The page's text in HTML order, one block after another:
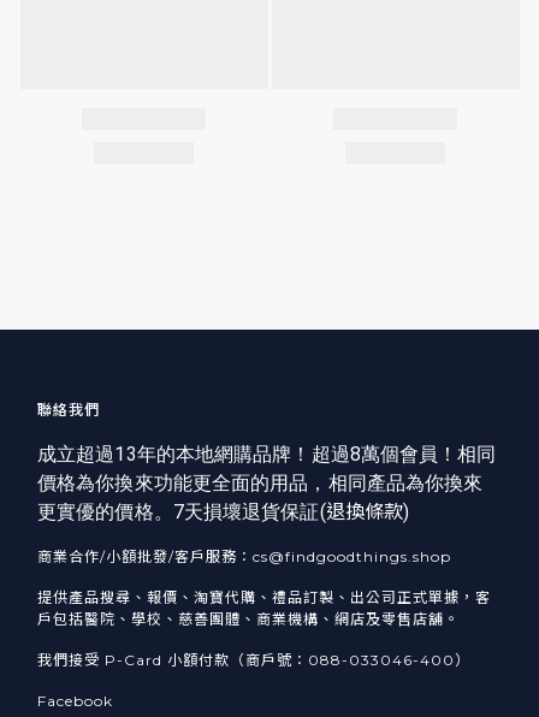
聯絡我們
成立超過13年的本地網購品牌！超過8萬個會員！相同
價格為你換來功能更全面的用品，相同產品為你換來
更實優的價格。7天損壞退貨保証(退換條款)
商業合作/小額批發/客戶服務：cs@findgoodthings.shop
提供產品搜尋、報價、淘寶代購、禮品訂製、出公司正式單據，客
戶包括醫院、學校、慈善團體、商業機構、網店及零售店舖。
我們接受 P-Card 小額付款（商戶號：088-033046-400）
Facebook